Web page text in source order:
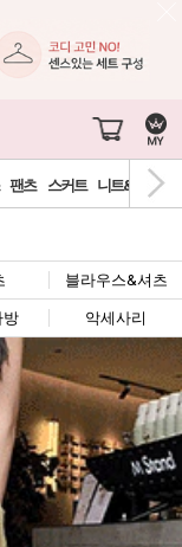
팬츠 스커트 니트&가디건
블라우스&셔츠
방 악세사리